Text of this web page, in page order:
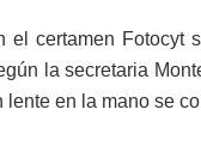
el certamen Fotocyt
la secretaria
lente en la mano se